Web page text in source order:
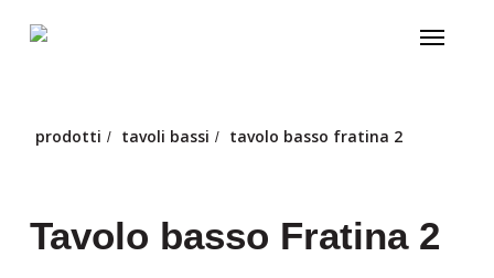
Menu
prodotti / tavoli bassi / tavolo basso fratina 2
Tavolo basso Fratina 2